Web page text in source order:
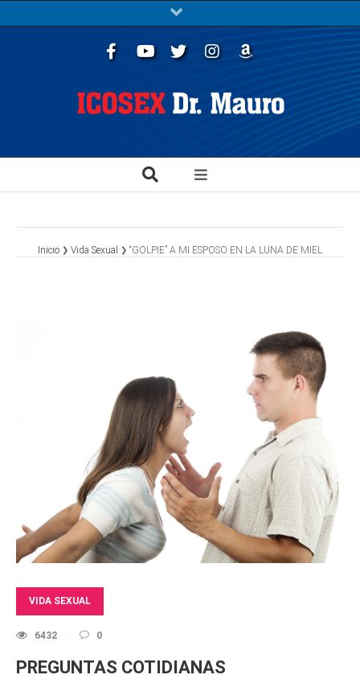
Inicio Vida Sexual “GOLPIE” A MI ESPOSO EN LA LUNA DE MIEL
VIDA SEXUAL
6432 0
PREGUNTAS COTIDIANAS